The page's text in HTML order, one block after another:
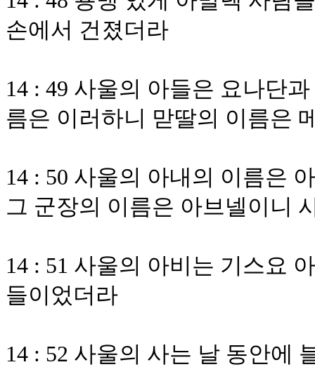
손에서 건졌더라
14 : 49 사울의 아들은 요나단
름은 이러하니 맏딸의 이름은
14 : 50 사울의 아내의 이름은
그 군장의 이름은 아브넬이니
14 : 51 사울의 아비는 기스요
들이었더라
14 : 52 사울의 사는 날 동안에